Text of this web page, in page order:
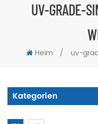
UV-GRADE-
Heim / uv-
Kategorien